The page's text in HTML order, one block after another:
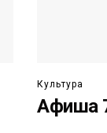
Культура
Афиша